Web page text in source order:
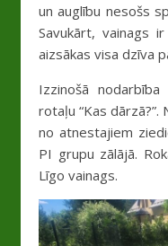
un auglību nesošs
Savukārt, vainags
aizsākas visa dzīva
Izzinošā
rotaļu “Kas
no atnestajiem
PI grupu zālājā.
Līgo vainags.